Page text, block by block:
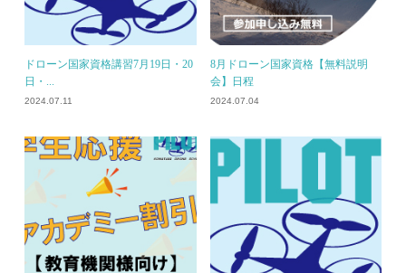
ドローン国家資格講習7月19日・20
日・...
2024.07.11
8月ドローン国家資格【無料説明
会】日程
2024.07.04